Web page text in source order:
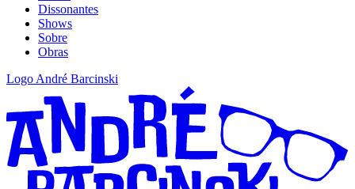
Dissonantes
Shows
Sobre
Obras
Logo André Barcinski